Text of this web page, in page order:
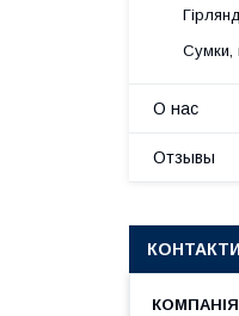
Сумки,
О нас
Отзывы
КОНТАКТИ